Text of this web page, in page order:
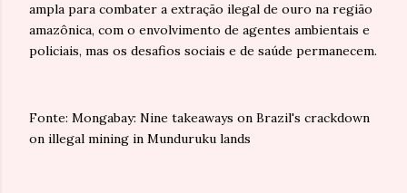
ampla para combater a extração ilegal de ouro na região
amazônica, com o envolvimento de agentes ambientais e
policiais, mas os desafios sociais e de saúde permanecem.
Fonte: Mongabay: Nine takeaways on Brazil's crackdown
on illegal mining in Munduruku lands